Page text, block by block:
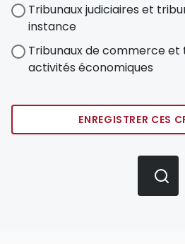
Tribunaux judiciaires et
instance
Tribunaux de commerce et
activités économiques
ENREGISTRER CES